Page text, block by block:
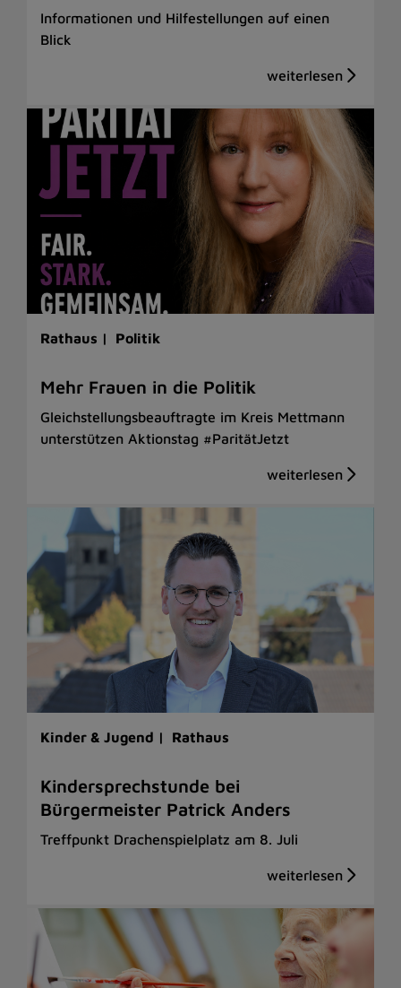
Informationen und Hilfestellungen auf einen
Blick
Rathaus | Politik
Mehr Frauen in die Politik
Gleichstellungsbeauftragte im Kreis Mettmann
unterstützen Aktionstag #ParitätJetzt
Kinder & Jugend | Rathaus
Kindersprechstunde bei
Bürgermeister Patrick Anders
Treffpunkt Drachenspielplatz am 8. Juli